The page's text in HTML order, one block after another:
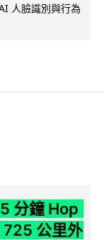
人臉識別與行為
分鐘 Hop
公里外